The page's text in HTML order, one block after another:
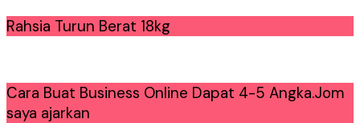
Rahsia Turun Berat 18kg
Cara Buat Business Online Dapat 4-5 Angka.Jom
saya ajarkan